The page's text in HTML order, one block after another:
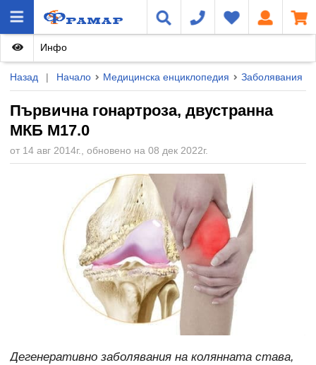
Назад | Начало Медицинска енциклопедия Заболявания
Първична гонартроза, двустранна
МКБ M17.0
от 14 авг 2014г., обновено на 08 дек 2022г.
Инфо
Дегенеративно заболявания на колянната става,